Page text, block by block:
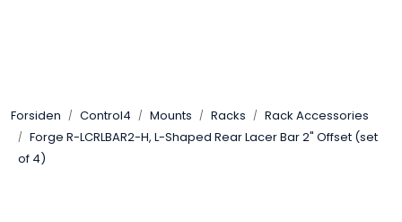
Forsiden Control4 Mounts Racks
Rack Accessories
Forge R-LCRLBAR2-H, L-Shaped Rear Lacer Bar 2" Offset (set
of 4)
SONOS